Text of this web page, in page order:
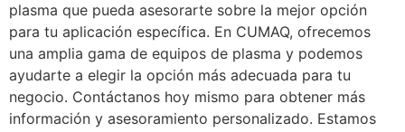
plasma que pueda asesorarte sobre la mejor opción
para tu aplicación específica. En CUMAQ, ofrecemos
una amplia gama de equipos de plasma y podemos
ayudarte a elegir la opción más adecuada para tu
negocio. Contáctanos hoy mismo para obtener más
información y asesoramiento personalizado. Estamos